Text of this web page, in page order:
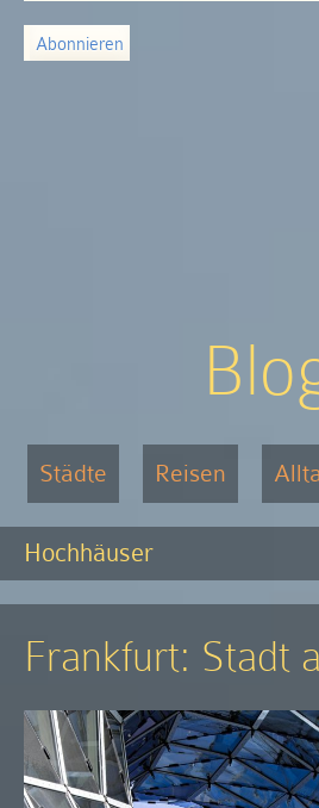
Städte Reisen
Hochhäuser
Frankfurt: Stadt